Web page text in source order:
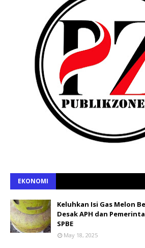
EKONOMI
Keluhkan Isi Gas Melon
Desak APH dan
SPBE
May 18, 2025